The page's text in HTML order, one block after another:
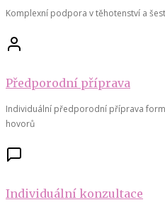
Komplexní podpora v těhotenství a
Předporodní příprava
Individuální předporodní příprava
hovorů
Individuální konzultace